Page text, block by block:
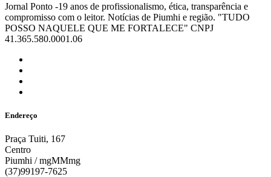
Jornal Ponto -19 anos de profissionalismo, ética, transparência e
compromisso com o leitor. Notícias de Piumhi e região. "TUDO
POSSO NAQUELE QUE ME FORTALECE" CNPJ
41.365.580.0001.06
Endereço
Praça Tuiti, 167
Centro
Piumhi / mgMMmg
(37)99197-7625